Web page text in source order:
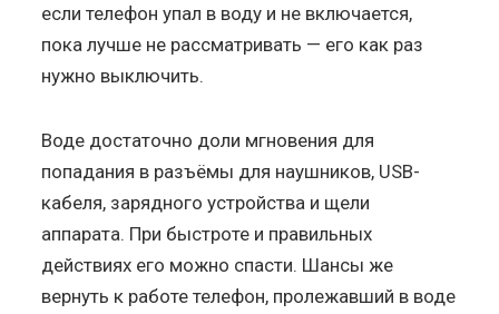
если телефон упал в воду и не включается,
пока лучше не рассматривать — его как раз
нужно выключить.
Воде достаточно доли мгновения для
попадания в разъёмы для наушников, USB-
кабеля, зарядного устройства и щели
аппарата. При быстроте и правильных
действиях его можно спасти. Шансы же
вернуть к работе телефон, пролежавший в воде